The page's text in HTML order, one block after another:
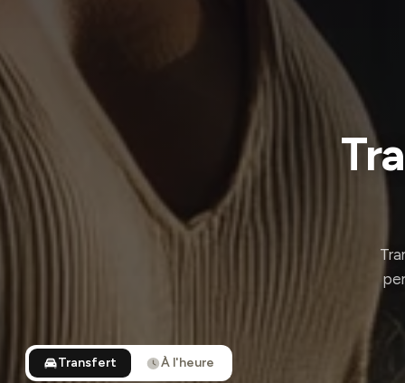
Transfert À l'heure